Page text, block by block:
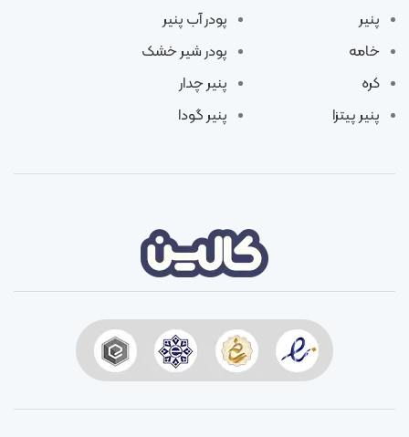
پنیر
خامه
کره
پنیر پیتزا
پودر آب پنیر
پودر شیر خشک
پنیر چدار
پنیر گودا